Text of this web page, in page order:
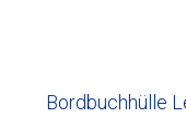
Bordbuchhülle